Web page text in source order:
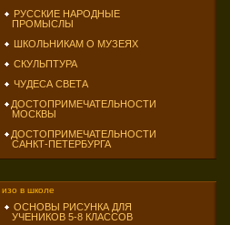
РУССКИЕ НАРОДНЫЕ
ПРОМЫСЛЫ
ШКОЛЬНИКАМ О МУЗЕЯХ
СКУЛЬПТУРА
ЧУДЕСА СВЕТА
ДОСТОПРИМЕЧАТЕЛЬНОСТИ
МОСКВЫ
ДОСТОПРИМЕЧАТЕЛЬНОСТИ
САНКТ-ПЕТЕРБУРГА
изо в школе
ОСНОВЫ РИСУНКА ДЛЯ
УЧЕНИКОВ 5-8 КЛАССОВ